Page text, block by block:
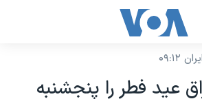
عيد فطر را پنجشنبه